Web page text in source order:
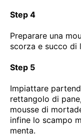
Step 4
Preparare una
scorza e succo di
Step 5
Impiattare
rettangolo di
mousse di
infine lo scampo
menta.